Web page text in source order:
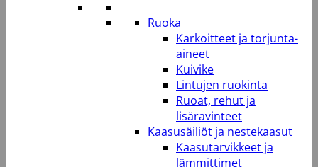
Ruoka
Karkoitteet ja torjunta-
aineet
Kuivike
Lintujen ruokinta
Ruoat, rehut ja
lisäravinteet
Kaasusäiliöt ja nestekaasut
Kaasutarvikkeet ja
lämmittimet